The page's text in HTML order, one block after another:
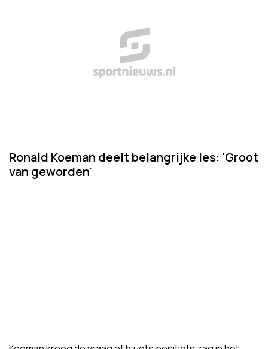
Ronald Koeman deelt belangrijke les: 'Groot
van geworden'